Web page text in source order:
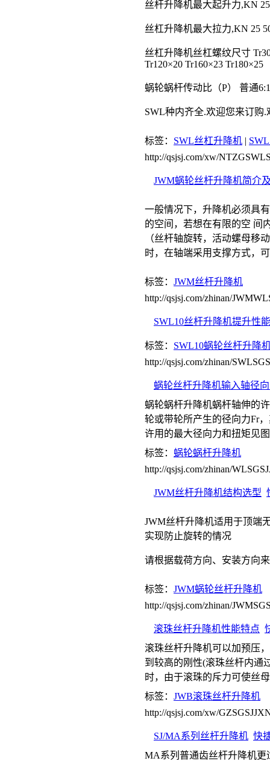
丝杆升降机最大起升力,KN 25
丝杠升降机最大拉力,KN 25
丝杠升降机丝杠螺纹尺寸
Tr120×20 Tr160×23 Tr180×25
蜗轮蜗杆传动比（P） 普通6:1
SWL种内齐全.欢迎您来订购
标签： SWL丝杠升降机 |
http://qsjsj.com/xw/
JWM蜗轮丝杆升降机简介
一般情况下，升降机必须具
的空间，若想在有限的空 间
（丝杆轴旋转，活动螺母移
时，在轴端采用支撑方式，
标签： JWM丝杆升降机
http://qsjsj.com/zhinan/
SWL10丝杆升降机提升性
标签： SWL10蜗轮丝杆升降
http://qsjsj.com/zhinan/
蜗轮丝杆升降机输入轴径
蜗轮蜗杆升降机蜗杆轴伸的
轮或带轮所产生的径向力Fr
许用的最大径向力和扭矩见
标签： 蜗轮蜗杆升降机
http://qsjsj.com/zhinan/
JWM丝杆升降机结构选型
JWM丝杆升降机适用于顶端
实现防止旋转的情况
请根据载荷方向、安装方向
标签： JWM蜗轮丝杆升降机
http://qsjsj.com/zhinan/
滚珠丝杆升降机性能特点
滚珠丝杆升降机可以加预压
到较高的刚性(滚珠丝杆内通
时，由于滚珠的斥力可使丝
标签： JWB滚珠丝杆升降机
http://qsjsj.com/xw/
SJ/MA系列丝杆升降机 快
MA系列普通齿丝杆升降机